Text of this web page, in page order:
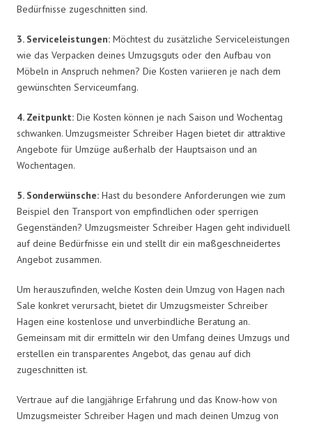
Bedürfnisse zugeschnitten sind.
3. Serviceleistungen: Möchtest du zusätzliche Serviceleistungen
wie das Verpacken deines Umzugsguts oder den Aufbau von
Möbeln in Anspruch nehmen? Die Kosten variieren je nach dem
gewünschten Serviceumfang.
4. Zeitpunkt: Die Kosten können je nach Saison und Wochentag
schwanken. Umzugsmeister Schreiber Hagen bietet dir attraktive
Angebote für Umzüge außerhalb der Hauptsaison und an
Wochentagen.
5. Sonderwünsche: Hast du besondere Anforderungen wie zum
Beispiel den Transport von empfindlichen oder sperrigen
Gegenständen? Umzugsmeister Schreiber Hagen geht individuell
auf deine Bedürfnisse ein und stellt dir ein maßgeschneidertes
Angebot zusammen.
Um herauszufinden, welche Kosten dein Umzug von Hagen nach
Sale konkret verursacht, bietet dir Umzugsmeister Schreiber
Hagen eine kostenlose und unverbindliche Beratung an.
Gemeinsam mit dir ermitteln wir den Umfang deines Umzugs und
erstellen ein transparentes Angebot, das genau auf dich
zugeschnitten ist.
Vertraue auf die langjährige Erfahrung und das Know-how von
Umzugsmeister Schreiber Hagen und mach deinen Umzug von